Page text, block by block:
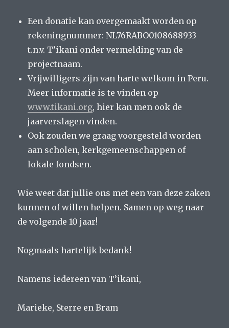
Een donatie kan overgemaakt worden op
rekeningnummer: NL76RABO0108688933
t.n.v. T’ikani onder vermelding van de
projectnaam.
Vrijwilligers zijn van harte welkom in Peru.
Meer informatie is te vinden op
www.tikani.org, hier kan men ook de
jaarverslagen vinden.
Ook zouden we graag voorgesteld worden
aan scholen, kerkgemeenschappen of
lokale fondsen.
Wie weet dat jullie ons met een van deze zaken
kunnen of willen helpen. Samen op weg naar
de volgende 10 jaar!
Nogmaals hartelijk bedank!
Namens iedereen van T’ikani,
Marieke, Sterre en Bram